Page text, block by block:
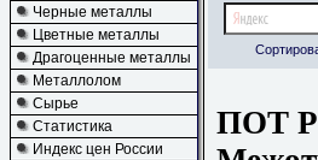
Черные металлы
Цветные металлы
Драгоценные металлы
Металлолом
Сырье
Статистика
Индекс цен России
ПОТ Р